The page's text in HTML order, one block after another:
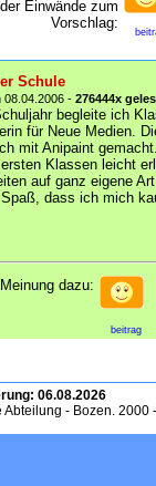
Einwände zum
Vorschlag:
Schule
08.04.2006 - 276444x
begleite ich
für Neue Medien.
mit Anipaint
Klassen leicht
auf ganz eigene
dass ich mich
dazu:
beitrag
06.08.2026
- Bozen. 2000